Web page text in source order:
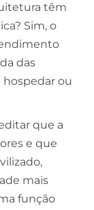
têm
Sim, o
das
hospedar ou
que a
e que
mais
função